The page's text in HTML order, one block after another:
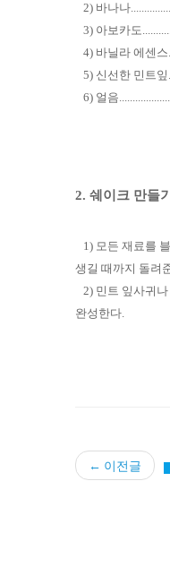
2) 바나나
3) 아보카도
4) 바닐라 에센스
5) 신선한 민트잎
6) 얼음
2. 쉐이크 만들기
1) 모든 재료를
생길 때까지 돌려
2) 민트 잎사귀
완성한다.
← 이전글